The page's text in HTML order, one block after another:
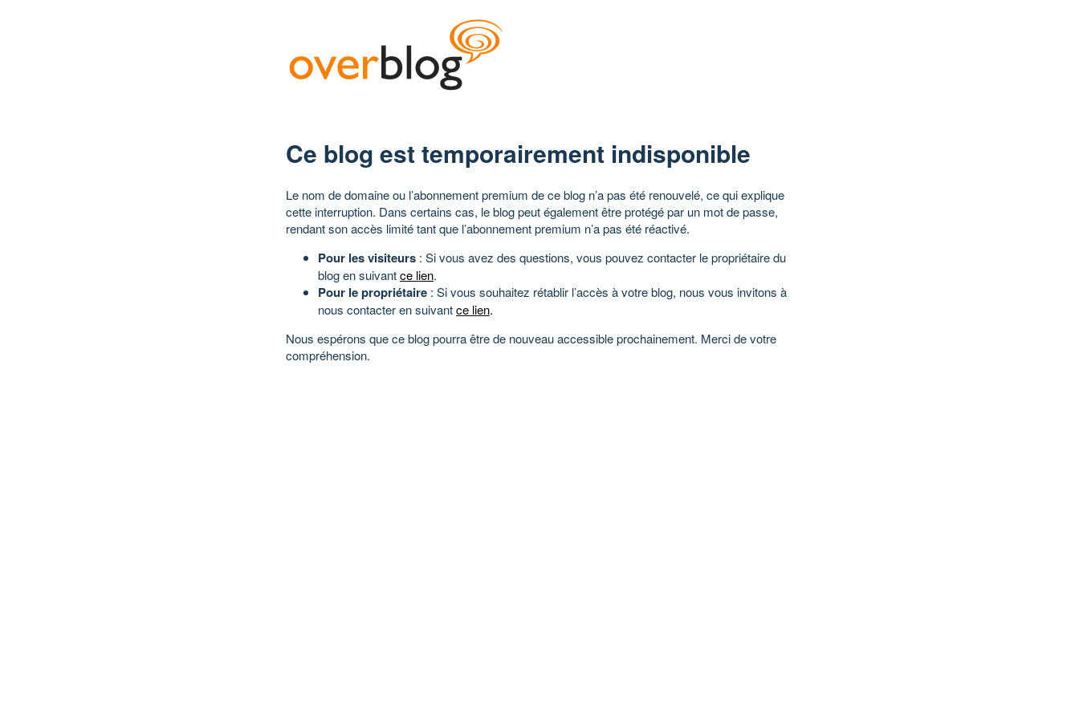
Ce blog est temporairement indisponible
Le nom de domaine ou l’abonnement premium de ce blog n’a pas été renouvelé, ce qui explique
cette interruption. Dans certains cas, le blog peut également être protégé par un mot de passe,
rendant son accès limité tant que l’abonnement premium n’a pas été réactivé.
Pour les visiteurs : Si vous avez des questions, vous pouvez contacter le propriétaire du
blog en suivantce lien.
Pour le propriétaire : Si vous souhaitez rétablir l’accès à votre blog, nous vous invitons à
nous contacter en suivantce lien.
Nous espérons que ce blog pourra être de nouveau accessible prochainement. Merci de votre
compréhension.